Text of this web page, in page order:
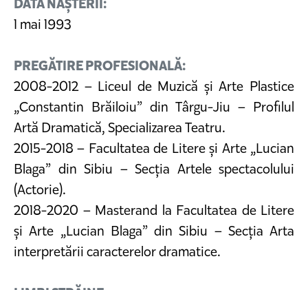
1 mai 1993
PREGĂTIRE PROFESIONALĂ:
2008-2012 – Liceul de Muzică și Arte Plastice
„Constantin Brăiloiu” din Târgu-Jiu – Profilul
Artă Dramatică, Specializarea Teatru.
2015-2018 – Facultatea de Litere și Arte „Lucian
Blaga” din Sibiu – Secția Artele spectacolului
(Actorie).
2018-2020 – Masterand la Facultatea de Litere
și Arte „Lucian Blaga” din Sibiu – Secția Arta
interpretării caracterelor dramatice.